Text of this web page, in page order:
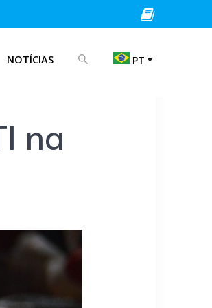
NOTÍCIAS PROCURAR POR:
PT
na